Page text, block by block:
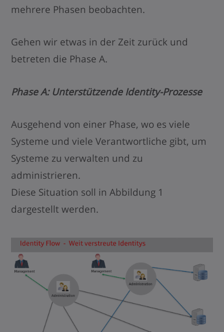
mehrere Phasen beobachten.
Gehen wir etwas in der Zeit zurück und
betreten die Phase A.
Phase A: Unterstützende Identity-Prozesse
Ausgehend von einer Phase, wo es viele
Systeme und viele Verantwortliche gibt, um
Systeme zu verwalten und zu
administrieren.
Diese Situation soll in Abbildung 1
dargestellt werden.